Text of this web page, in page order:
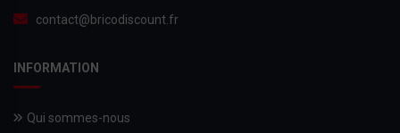
contact@bricodiscount.fr
INFORMATION
Qui sommes-nous